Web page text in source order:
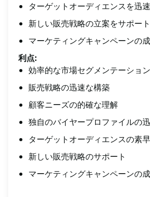
ターゲットオーディエンスを迅
新しい販売戦略の立案をサポート
マーケティングキャンペーンの
利点:
効率的な市場セグメンテーション
販売戦略の迅速な構築
顧客ニーズの的確な理解
独自のバイヤープロファイルの
ターゲットオーディエンスの素
新しい販売戦略のサポート
マーケティングキャンペーンの